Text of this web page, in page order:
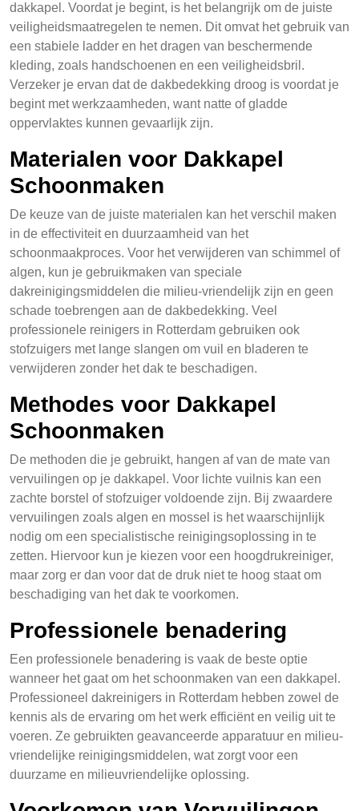
dakkapel. Voordat je begint, is het belangrijk om de juiste
veiligheidsmaatregelen te nemen. Dit omvat het gebruik van
een stabiele ladder en het dragen van beschermende
kleding, zoals handschoenen en een veiligheidsbril.
Verzeker je ervan dat de dakbedekking droog is voordat je
begint met werkzaamheden, want natte of gladde
oppervlaktes kunnen gevaarlijk zijn.
Materialen voor Dakkapel
Schoonmaken
De keuze van de juiste materialen kan het verschil maken
in de effectiviteit en duurzaamheid van het
schoonmaakproces. Voor het verwijderen van schimmel of
algen, kun je gebruikmaken van speciale
dakreinigingsmiddelen die milieu-vriendelijk zijn en geen
schade toebrengen aan de dakbedekking. Veel
professionele reinigers in Rotterdam gebruiken ook
stofzuigers met lange slangen om vuil en bladeren te
verwijderen zonder het dak te beschadigen.
Methodes voor Dakkapel
Schoonmaken
De methoden die je gebruikt, hangen af van de mate van
vervuilingen op je dakkapel. Voor lichte vuilnis kan een
zachte borstel of stofzuiger voldoende zijn. Bij zwaardere
vervuilingen zoals algen en mossel is het waarschijnlijk
nodig om een specialistische reinigingsoplossing in te
zetten. Hiervoor kun je kiezen voor een hoogdrukreiniger,
maar zorg er dan voor dat de druk niet te hoog staat om
beschadiging van het dak te voorkomen.
Professionele benadering
Een professionele benadering is vaak de beste optie
wanneer het gaat om het schoonmaken van een dakkapel.
Professioneel dakreinigers in Rotterdam hebben zowel de
kennis als de ervaring om het werk efficiënt en veilig uit te
voeren. Ze gebruikten geavanceerde apparatuur en milieu-
vriendelijke reinigingsmiddelen, wat zorgt voor een
duurzame en milieuvriendelijke oplossing.